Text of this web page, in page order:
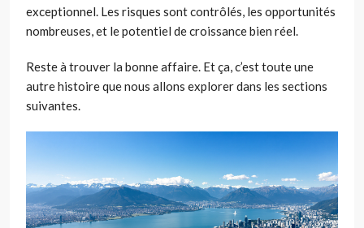
exceptionnel. Les risques sont contrôlés, les opportunités
nombreuses, et le potentiel de croissance bien réel.
Reste à trouver la bonne affaire. Et ça, c’est toute une
autre histoire que nous allons explorer dans les sections
suivantes.